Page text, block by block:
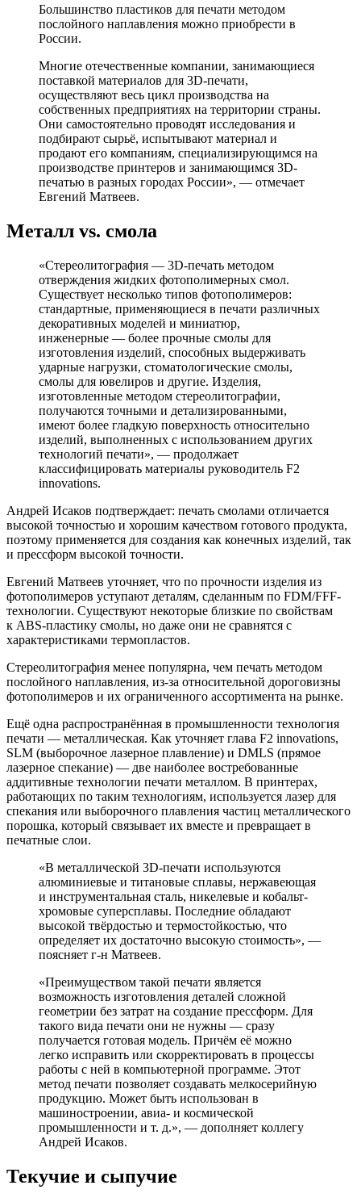
Большинство пластиков для печати методом
послойного наплавления можно приобрести в
России.
Многие отечественные компании, занимающиеся
поставкой материалов для 3D-печати,
осуществляют весь цикл производства на
собственных предприятиях на территории страны.
Они самостоятельно проводят исследования и
подбирают сырьё, испытывают материал и
продают его компаниям, специализирующимся на
производстве принтеров и занимающимся 3D-
печатью в разных городах России», — отмечает
Евгений Матвеев.
Металл vs. смола
«Стереолитография — 3D-печать методом
отверждения жидких фотополимерных смол.
Существует несколько типов фотополимеров:
стандартные, применяющиеся в печати различных
декоративных моделей и миниатюр,
инженерные — более прочные смолы для
изготовления изделий, способных выдерживать
ударные нагрузки, стоматологические смолы,
смолы для ювелиров и другие. Изделия,
изготовленные методом стереолитографии,
получаются точными и детализированными,
имеют более гладкую поверхность относительно
изделий, выполненных с использованием других
технологий печати», — продолжает
классифицировать материалы руководитель F2
innovations.
Андрей Исаков подтверждает: печать смолами отличается
высокой точностью и хорошим качеством готового продукта,
поэтому применяется для создания как конечных изделий, так
и прессформ высокой точности.
Евгений Матвеев уточняет, что по прочности изделия из
фотополимеров уступают деталям, сделанным по FDM/FFF-
технологии. Существуют некоторые близкие по свойствам
к ABS-пластику смолы, но даже они не сравнятся с
характеристиками термопластов.
Стереолитография менее популярна, чем печать методом
послойного наплавления, из-за относительной дороговизны
фотополимеров и их ограниченного ассортимента на рынке.
Ещё одна распространённая в промышленности технология
печати — металлическая. Как уточняет глава F2 innovations,
SLM (выборочное лазерное плавление) и DMLS (прямое
лазерное спекание) — две наиболее востребованные
аддитивные технологии печати металлом. В принтерах,
работающих по таким технологиям, используется лазер для
спекания или выборочного плавления частиц металлического
порошка, который связывает их вместе и превращает в
печатные слои.
«В металлической 3D-печати используются
алюминиевые и титановые сплавы, нержавеющая
и инструментальная сталь, никелевые и кобальт-
хромовые суперсплавы. Последние обладают
высокой твёрдостью и термостойкостью, что
определяет их достаточно высокую стоимость», —
поясняет г-н Матвеев.
«Преимуществом такой печати является
возможность изготовления деталей сложной
геометрии без затрат на создание прессформ. Для
такого вида печати они не нужны — сразу
получается готовая модель. Причём её можно
легко исправить или скорректировать в процессы
работы с ней в компьютерной программе. Этот
метод печати позволяет создавать мелкосерийную
продукцию. Может быть использован в
машиностроении, авиа- и космической
промышленности и т. д.», — дополняет коллегу
Андрей Исаков.
Текучие и сыпучие